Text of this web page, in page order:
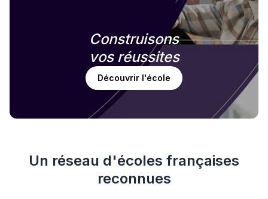
Construisons
vos réussites
Découvrir l'école
Un réseau d'écoles françaises
reconnues